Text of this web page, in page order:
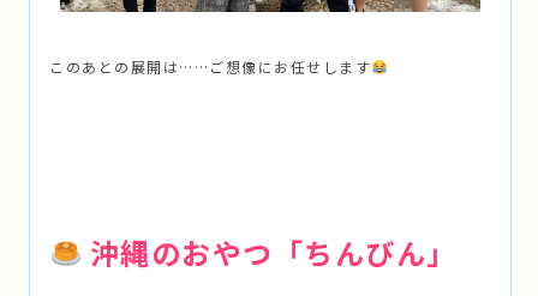
このあとの展開は……ご想像にお任せします
沖縄のおやつ「ちんびん」